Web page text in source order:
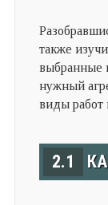
также
выбранные
нужный
виды работ
2.1